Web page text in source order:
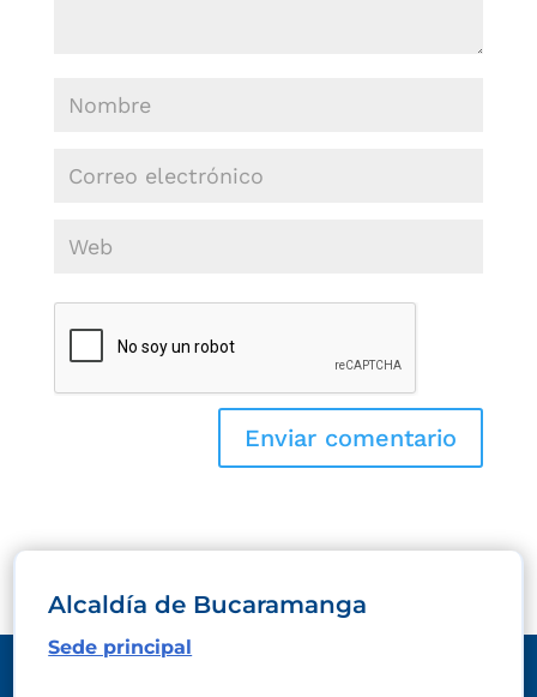
Alcaldía de Bucaramanga
Sede principal